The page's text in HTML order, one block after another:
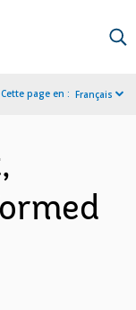
Cette page en : Français